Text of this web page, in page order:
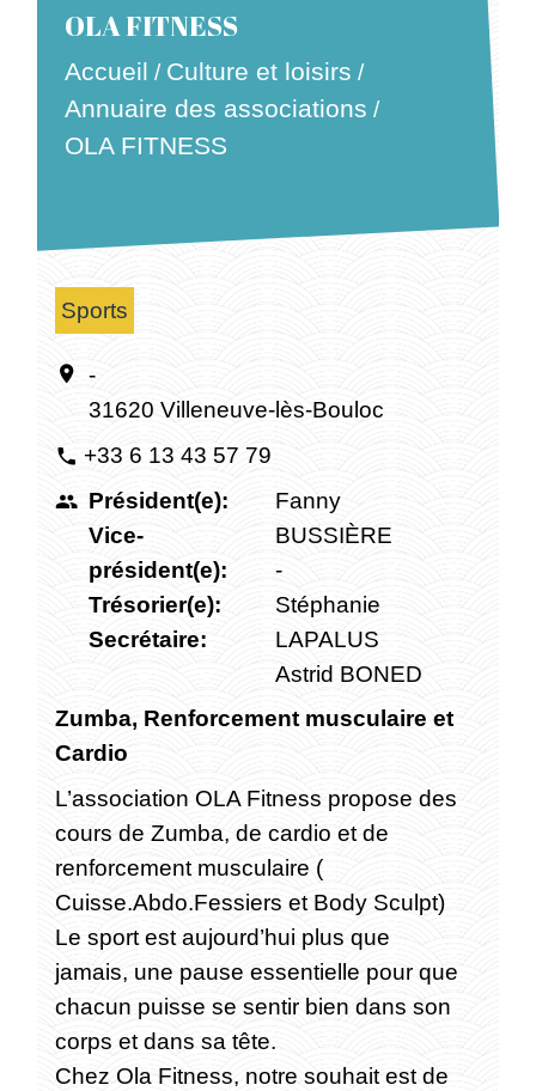
OLA FITNESS
Accueil / Culture et loisirs /
Annuaire des associations /
OLA FITNESS
Sports
location_on
-
31620 Villeneuve-lès-Bouloc
phone +33 6 13 43 57 79
people Président(e):
Vice-
président(e):
Trésorier(e):
Secrétaire:
Fanny
BUSSIÈRE
-
Stéphanie
LAPALUS
Astrid BONED
Zumba, Renforcement musculaire et
Cardio
L’association OLA Fitness propose des
cours de Zumba, de cardio et de
renforcement musculaire (
Cuisse.Abdo.Fessiers et Body Sculpt)
Le sport est aujourd’hui plus que
jamais, une pause essentielle pour que
chacun puisse se sentir bien dans son
corps et dans sa tête.
Chez Ola Fitness, notre souhait est de